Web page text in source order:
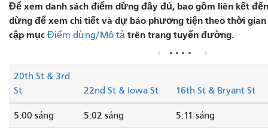
Để xem danh sách điểm dừng đầy đủ, bao gồm liên kết
dừng để xem chi tiết và dự báo phương tiện theo thời
cập mục Điểm dừng/Mô tả trên trang tuyến đường.
20th St & 3rd
St
22nd St & Iowa St 16th St & Bryant St
5:00 sáng 5:02 sáng 5:11 sáng